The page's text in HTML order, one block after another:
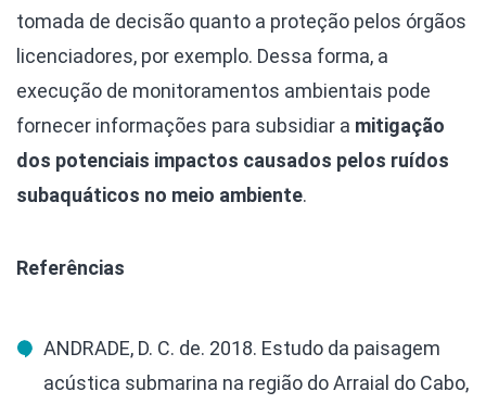
tomada de decisão quanto a proteção pelos órgãos
licenciadores, por exemplo. Dessa forma, a
execução de monitoramentos ambientais pode
fornecer informações para subsidiar a mitigação
dos potenciais impactos causados pelos ruídos
subaquáticos no meio ambiente.
Referências
ANDRADE, D. C. de. 2018. Estudo da paisagem
acústica submarina na região do Arraial do Cabo,